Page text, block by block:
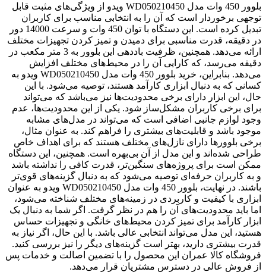
بلوور 450 وات مدل WD050210450 ویدو از ویژگی‌های مثبت قابل
توجهی برخوردار است که آن را به انتخابی مناسب برای کاربران
تبدیل کرده است. این دستگاه با توان 450 وات و سرعت 14000 دور
در دقیقه، قدرت مناسبی برای دمیدن و تمیز کردن تجهیزات مختلف
ارائه می‌دهد. همچنین، ظرفیت باددهی این بلوور به 3 متر مکعب در
دقیقه می‌رسد، که کارایی آن را در محیط‌های مختلف افزایش
می‌دهد. بنابراین، خرید بلوور 450 وات مدل WD050210450 ویدو به
کسانی که به دنبال ابزاری کارآمد هستند، توصیه می‌شود. با این
حال، این ابزار دارای برخی محدودیت‌ها نیز می‌باشد که می‌تواند
برای برخی کاربران مشکل‌ساز شود. یکی از این محدودیت‌ها، عدم
وجود لوازم جانبی اضافی است که می‌تواند در مدل‌های مشابه
موجود باشد و قابلیت‌های بیشتری را فراهم کند. به عنوان مثال،
برخی بلوورها دارای نازل‌های مختلف هستند که برای اهداف خاص
طراحی شده‌اند و این مدل از آن بی‌بهره است. همچنین، این دستگاه
ممکن است برای پروژه‌های سنگین‌تر، قدرت کافی را نداشته باشد
و به کاربران حرفه‌ای توصیه می‌شود که به دنبال گزینه‌های قوی‌تر
باشند. در نهایت، بلوور 450 وات مدل WD050210450 ویدو به عنوان
ابزاری با کیفیت و کاربردی در زمینه‌های مختلف شناخته می‌شود،
اما باید محدودیت‌های آن را هم در نظر گرفت. اگر شما به دنبال یک
ابزار کارآمد برای تمیز کردن محیط‌های خانگی و تجهیزات حساس
هستید، این مدل می‌تواند انتخابی عالی باشد. با این حال، اگر نیاز به
قدرت بیشتری دارید، بهتر است گزینه‌های دیگر را نیز بررسی کنید.
فروشگاه کالا عمران این محصول را با تضمین اصالت و خدمات پس
از فروش عالی در دسترس مشتریان قرار می‌دهد.